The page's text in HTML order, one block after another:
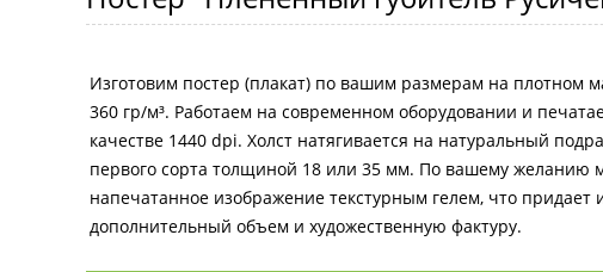
Изготовим постер (плакат) по вашим размерам на плотном
360 гр/м³. Работаем на современном оборудовании и
качестве 1440 dpi. Холст натягивается на натуральный
первого сорта толщиной 18 или 35 мм. По вашему желанию
напечатанное изображение текстурным гелем, что придает
дополнительный объем и художественную фактуру.